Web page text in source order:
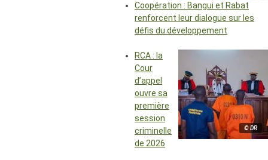
Coopération : Bangui et Rabat
renforcent leur dialogue sur les
défis du développement
© DR
RCA : la
Cour
d’appel
ouvre sa
première
session
criminelle
de 2026